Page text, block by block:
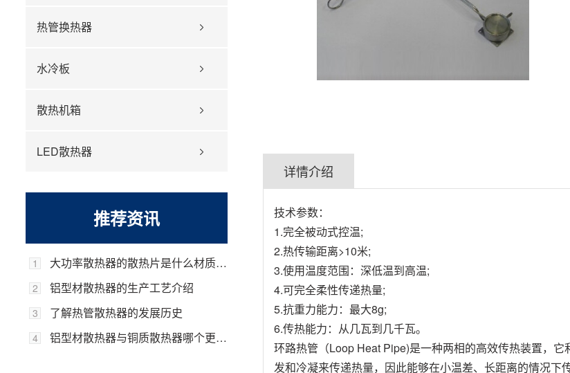
热管换热器
水冷板
散热机箱
LED散热器
推荐资讯
1 大功率散热器的散热片是什么材质的，它的优势是什么？
2 铝型材散热器的生产工艺介绍
3 了解热管散热器的发展历史
4 铝型材散热器与铜质散热器哪个更好？
详情介绍
技术参数：
1.完全被动式控温;
2.热传输距离>10米;
3.使用温度范围：深低温到高温;
4.可完全柔性传递热量;
5.抗重力能力：最大8g;
6.传热能力：从几瓦到几千瓦。
环路热管（Loop Heat Pipe)是一种两相的高效传热装置，
发和冷凝来传递热量，因此能够在小温差、长距离的情况